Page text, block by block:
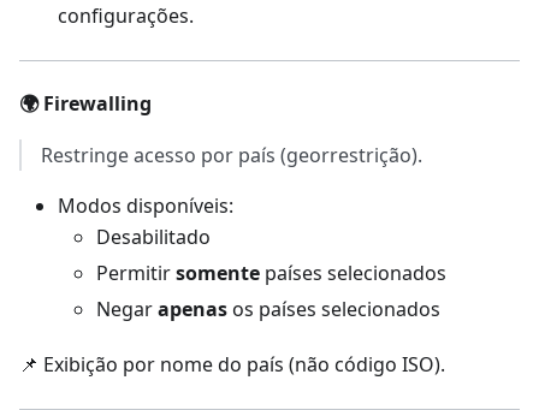
configurações.
🌍 Firewalling
Restringe acesso por país (georrestrição).
Modos disponíveis:
Desabilitado
Permitirsomente países selecionados
Negarapenasos países selecionados
📌 Exibição por nome do país (não código ISO).